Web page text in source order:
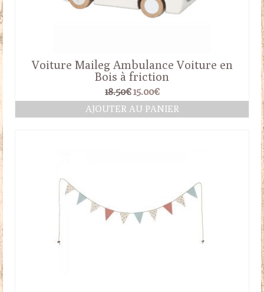
Voiture Maileg Ambulance Voiture en
Bois à friction
18.50€ Le
prix
initial
15.00€Le
prix
actuel
AJOUTER AU PANIER